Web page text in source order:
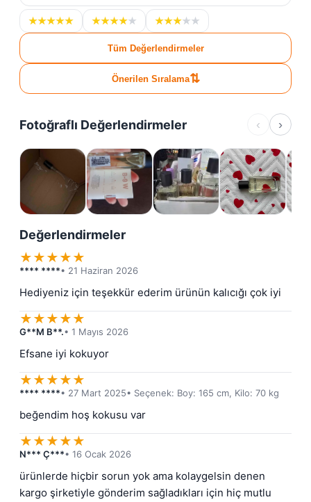
★★★★★ ★★★★★ ★★★★★
Tüm Değerlendirmeler
Önerilen Sıralama⇅
Fotoğraflı Değerlendirmeler ‹ ›
Değerlendirmeler
★★★★★
**** ****• 21 Haziran 2026
Hediyeniz için teşekkür ederim ürünün kalıcığı çok iyi
★★★★★
G**M B**.• 1 Mayıs 2026
Efsane iyi kokuyor
★★★★★
**** ****• 27 Mart 2025• Seçenek: Boy: 165 cm, Kilo: 70 kg
beğendim hoş kokusu var
★★★★★
N*** Ç***• 16 Ocak 2026
ürünlerde hiçbir sorun yok ama kolaygelsin denen
kargo şirketiyle gönderim sağladıkları için hiç mutlu